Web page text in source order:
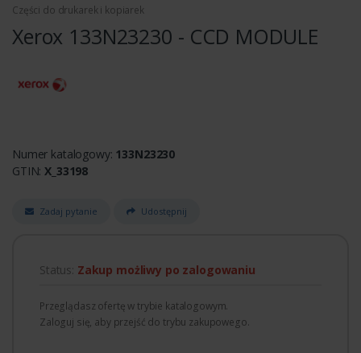
Części do drukarek i kopiarek
Xerox 133N23230 - CCD MODULE
Numer katalogowy: 133N23230
GTIN:X_33198
Zadaj pytanie Udostępnij
Status: Zakup możliwy po zalogowaniu
Przeglądasz ofertę w trybie katalogowym.
Zaloguj się, aby przejść do trybu zakupowego.